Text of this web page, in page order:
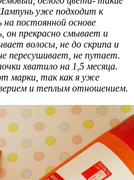
уже подходит к
на постоянной основе
он прекрасно смывает и
волосы, не до скрипа и
пересушивает, не путает.
хватило на 1,5 месяца.
марки, так как я уже
и теплым отношением.